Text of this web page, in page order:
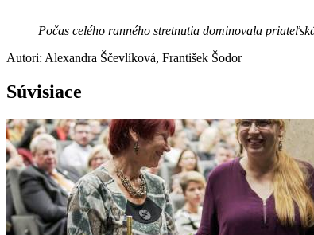
Počas celého ranného stretnutia dominovala
Autori: Alexandra Ščevlíková, František Šodor
Súvisiace